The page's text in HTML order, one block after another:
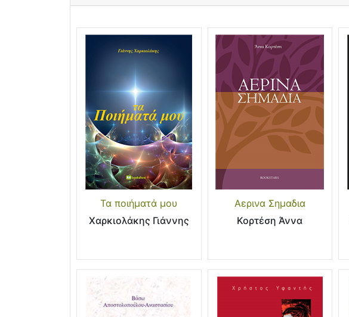
Τα ποιήματά μου
Χαρκιολάκης Γιάννης
Αερινα Σημαδια
Κορτέση Άννα